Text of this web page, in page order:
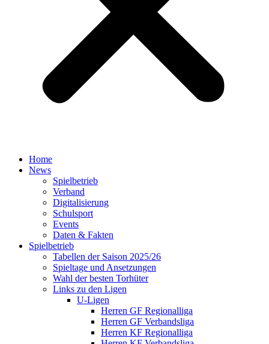
Home
News
Spielbetrieb
Verband
Digitalisierung
Schulsport
Events
Daten & Fakten
Spielbetrieb
Tabellen der Saison 2025/26
Spieltage und Ansetzungen
Wahl der besten Torhüter
Links zu den Ligen
U-Ligen
Herren GF Regionalliga
Herren GF Verbandsliga
Herren KF Regionalliga